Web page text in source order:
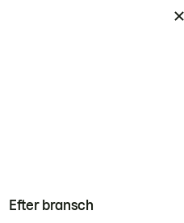
Efter bransch